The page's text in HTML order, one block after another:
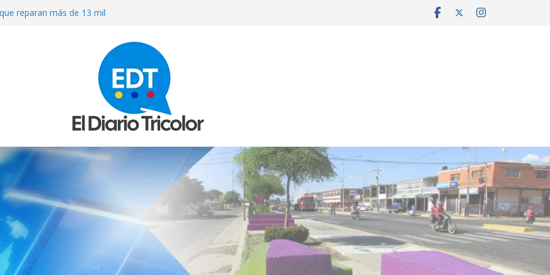
reparan más de 13 mil
a que atienda las necesidades
MEDICINAS EN FARMACIAS DE
DE MEDICAMENTOS
AL QUE INVADIERON LA CASA